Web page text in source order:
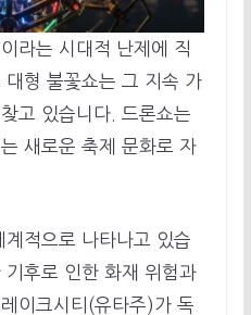
라는 시대적 난제에 직
형 불꽃쇼는 그 지속 가
고 있습니다. 드론쇼는
새로운 축제 문화로 자
적으로 나타나고 있습
후로 인한 화재 위험과
이크시티(유타주)가 독